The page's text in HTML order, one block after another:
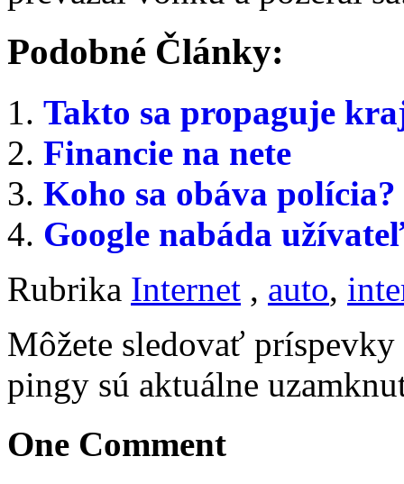
Podobné Články:
Takto sa propaguje
Financie na nete
Koho sa obáva polícia?
Google nabáda
Rubrika Internet , auto,
Môžete sledovať
pingy sú aktuálne
One Comment